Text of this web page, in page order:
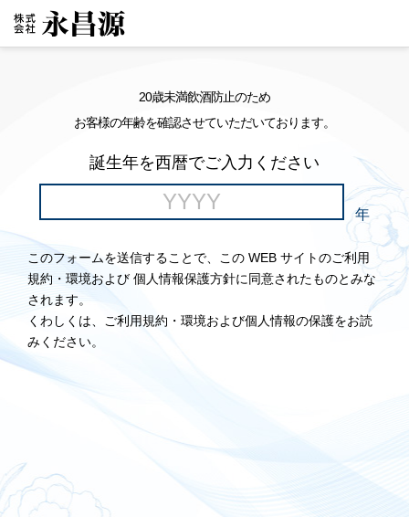
20歳未満飲酒防止のため
お客様の年齢を確認させていただいております。
誕生年を西暦でご入力ください
年
このフォームを送信することで、この WEB サイトのご利用
規約・環境および 個人情報保護方針に同意されたものとみな
されます。
くわしくは、ご利用規約・環境および個人情報の保護をお読
みください。